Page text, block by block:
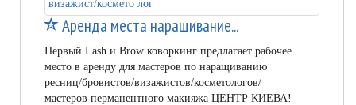
Аренда места наращивание...
Первый Lash и Brow коворкинг предлагает рабочее
место в аренду для мастеров по наращиванию
ресниц/бровистов/визажистов/косметологов/
мастеров перманентного макияжа ЦЕНТР КИЕВА!